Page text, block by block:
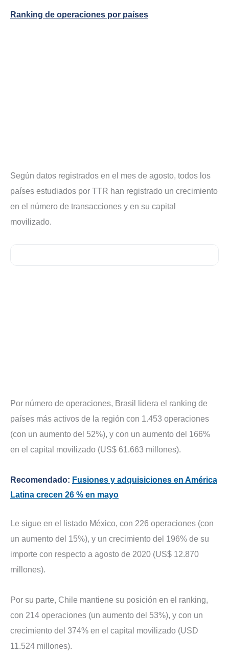
Ranking de operaciones por países
Según datos registrados en el mes de agosto, todos los
países estudiados por TTR han registrado un crecimiento
en el número de transacciones y en su capital
movilizado.
Por número de operaciones, Brasil lidera el ranking de
países más activos de la región con 1.453 operaciones
(con un aumento del 52%), y con un aumento del 166%
en el capital movilizado (US$ 61.663 millones).
Recomendado: Fusiones y adquisiciones en América
Latina crecen 26 % en mayo
Le sigue en el listado México, con 226 operaciones (con
un aumento del 15%), y un crecimiento del 196% de su
importe con respecto a agosto de 2020 (US$ 12.870
millones).
Por su parte, Chile mantiene su posición en el ranking,
con 214 operaciones (un aumento del 53%), y con un
crecimiento del 374% en el capital movilizado (USD
11.524 millones).